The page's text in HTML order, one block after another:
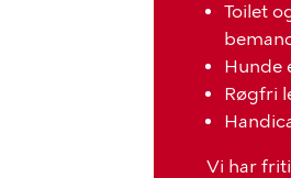
Toilet
Hunde
Røgfri
Vi har